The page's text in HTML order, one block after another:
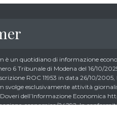
è un quotidiano di informazione
6 Tribunale di Modena del 16/10/
ROC 11953 in data 26/10/2005,
svolge esclusivamente attività
dell’Informazione Economica
economica/24292. In